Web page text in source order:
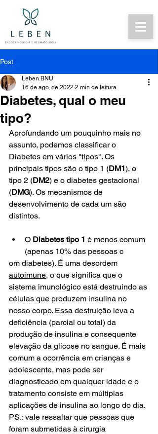
Post
Diabetes, qual o meu
tipo?
Leben.BNU
16 de ago. de 2022 2 min de leitura
Aprofundando um pouquinho mais no
assunto, podemos classificar o
Diabetes em vários "tipos". Os
principais tipos são o tipo 1 (DM1), o
tipo 2 (DM2) e o diabetes gestacional
(DMG). Os mecanismos de
desenvolvimento de cada um são
distintos.
O Diabetes tipo 1 é menos comum
(apenas 10% das pessoas c
om diabetes). É uma desordem
autoimune, o que significa que o
sistema imunológico está destruindo as
células que produzem insulina no
nosso corpo. Essa destruição leva a
deficiência (parcial ou total) da
produção de insulina e consequente
elevação da glicose no sangue. É mais
comum a ocorrência em crianças e
adolescente, mas pode ser
diagnosticado em qualquer idade e o
tratamento consiste em múltiplas
aplicações de insulina ao longo do dia.
PS.: vale ressaltar que pessoas que
foram submetidas à cirurgia